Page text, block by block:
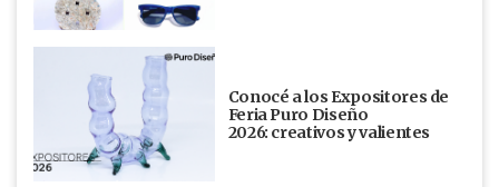
Conocé a los Expositores de
Feria Puro Diseño
2026: creativos y valientes